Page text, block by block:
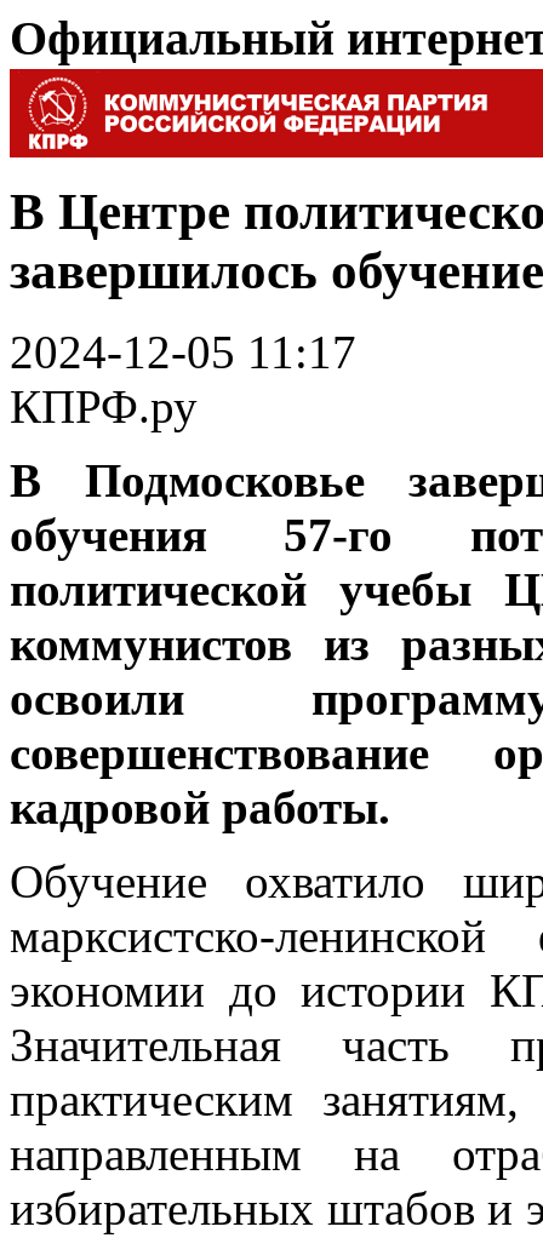
Официальный
В Центре
завершилось
2024-12-05 11:17
КПРФ.ру
В Подмосковье
обучения 57-го
политической
коммунистов из
освоили
совершенствование
кадровой работы.
Обучение охватило
марксистско-
экономии до истории
Значительная часть
практическим
направленным на
избирательных штабов и